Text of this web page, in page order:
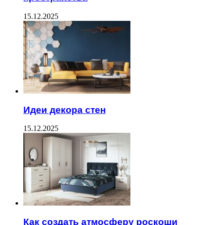
15.12.2025
Идеи декора стен
15.12.2025
Как создать атмосферу роскоши